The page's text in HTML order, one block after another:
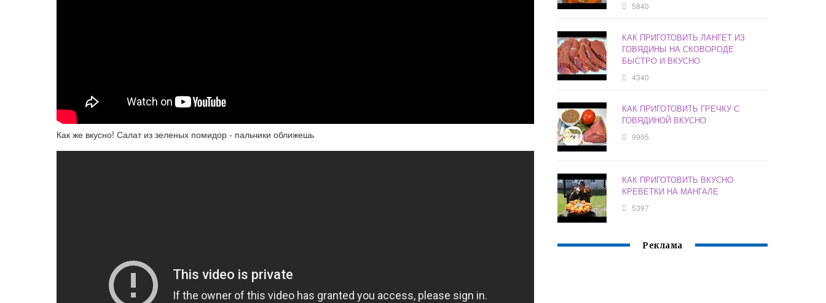
Как же вкусно! Салат из зеленых помидор - пальчики оближешь
5840
КАК ПРИГОТОВИТЬ ЛАНГЕТ ИЗ
ГОВЯДИНЫ НА СКОВОРОДЕ
БЫСТРО И ВКУСНО
4340
КАК ПРИГОТОВИТЬ ГРЕЧКУ С
ГОВЯДИНОЙ ВКУСНО
9995
КАК ПРИГОТОВИТЬ ВКУСНО
КРЕВЕТКИ НА МАНГАЛЕ
5397
Реклама